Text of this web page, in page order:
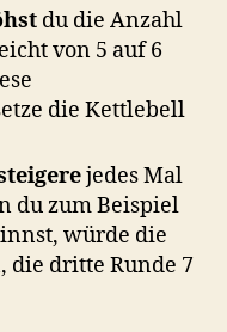
du die Anzahl
von 5 auf 6
die Kettlebell
jedes Mal
du zum Beispiel
würde die
die dritte Runde 7